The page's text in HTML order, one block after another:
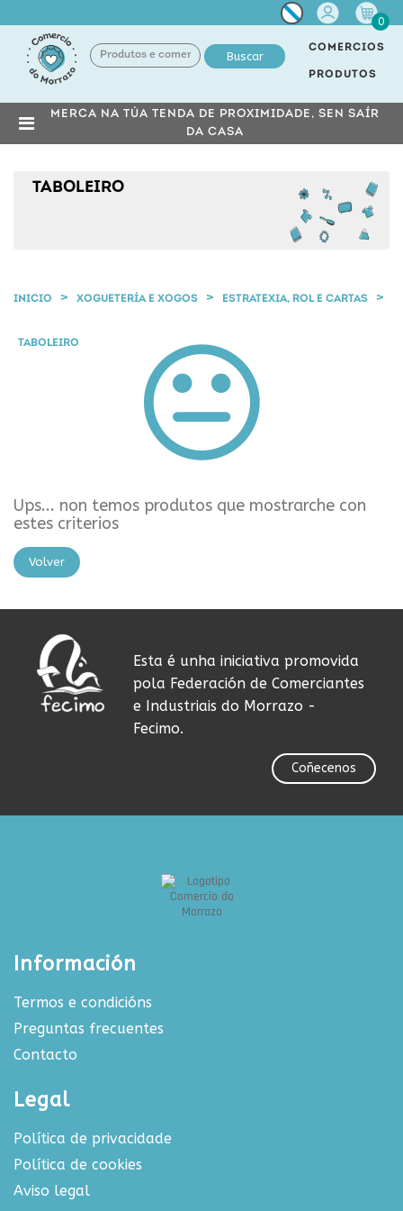
Miña
conta
0
Buscar
COMERCIOS
PRODUTOS
MERCA NA TÚA TENDA DE PROXIMIDADE, SEN SAÍR
DA CASA
TABOLEIRO
INICIO XOGUETERÍA E XOGOS ESTRATEXIA, ROL E CARTAS
TABOLEIRO
Ups... non temos produtos que mostrarche con
estes criterios
Volver
Esta é unha iniciativa promovida
pola Federación de Comerciantes
e Industriais do Morrazo -
Fecimo.
Coñecenos
Información
Termos e condicións
Preguntas frecuentes
Contacto
Legal
Política de privacidade
Política de cookies
Aviso legal